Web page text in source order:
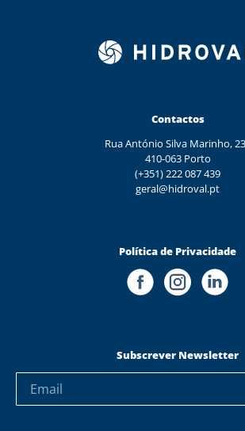
Contactos
Rua António Silva Marinho,
410-063 Porto
(+351) 222 087 439
geral@hidroval.pt
Política de Privacidade
Subscrever Newsletter